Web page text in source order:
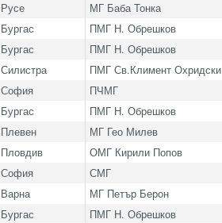
Русе МГ Баба Тонка
Бургас ПМГ Н. Обрешков
Бургас ПМГ Н. Обрешков
Силистра ПМГ Св.Климент Охридски
София ПЧМГ
Бургас ПМГ Н. Обрешков
Плевен МГ Гео Милев
Пловдив ОМГ Кирили Попов
София СМГ
Варна МГ Петър Берон
Бургас ПМГ Н. Обрешков